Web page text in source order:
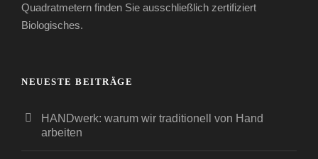
Quadratmetern finden Sie ausschließlich zertifiziert
Biologisches.
NEUESTE BEITRÄGE
HANDwerk: warum wir traditionell von Hand
arbeiten